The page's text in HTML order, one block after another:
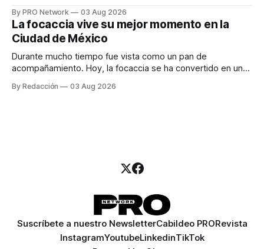
para los textos, alguien que supiera de publicidad digital
para encontrar prospectos, un vendedor para atender
llamadas y mensajes, y —con suerte— una persona
By PRO Network 03 Aug 2026
La focaccia vive su mejor momento en la
Ciudad de México
Durante mucho tiempo fue vista como un pan de
acompañamiento. Hoy, la focaccia se ha convertido en uno
artesanal, ingredientes de calidad y experiencias que
By Redacción 03 Aug 2026
Suscríbete a nuestro NewsletterCabildeo PRORevista
InstagramYoutubeLinkedinTikTok